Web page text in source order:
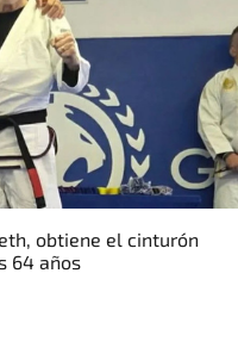
obtiene el cinturón
64 años